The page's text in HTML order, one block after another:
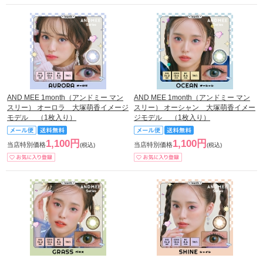
AND MEE 1month（アンドミー マン
スリー） オーロラ 大塚萌香イメージ
モデル （1枚入り）
当店特別価格1,100円 (税込)
AND MEE 1month（アンドミー マン
スリー） オーシャン 大塚萌香イメー
ジモデル （1枚入り）
当店特別価格1,100円 (税込)